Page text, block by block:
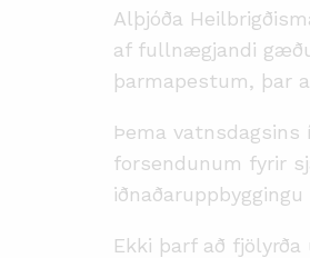
Alþjóða
af fullnægjandi
þarmapestum, þar
Þema
forsendunum fyrir
Ekki þarf að